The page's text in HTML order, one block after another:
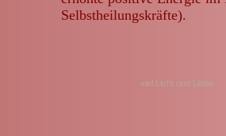
Selbstheilungskräfte).
viel Licht und Liebe